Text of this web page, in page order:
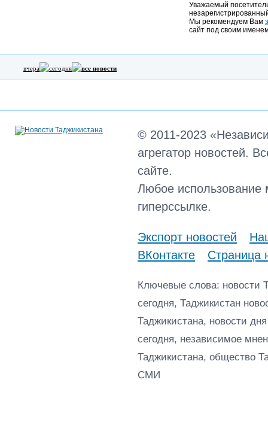
Уважаемый
Мы рекомендуем Вам
сайт под своим
вчера сегодня все новости
© 2011-2023
агрегатор новостей.
сайте.
Любое использование
гиперссылке.
Экспорт новостей
ВКонтакте
Страница
Ключевые слова: новости
сегодня, Таджикистан
Таджикистана, новости
сегодня, независимое
Таджикистана, общество
СМИ